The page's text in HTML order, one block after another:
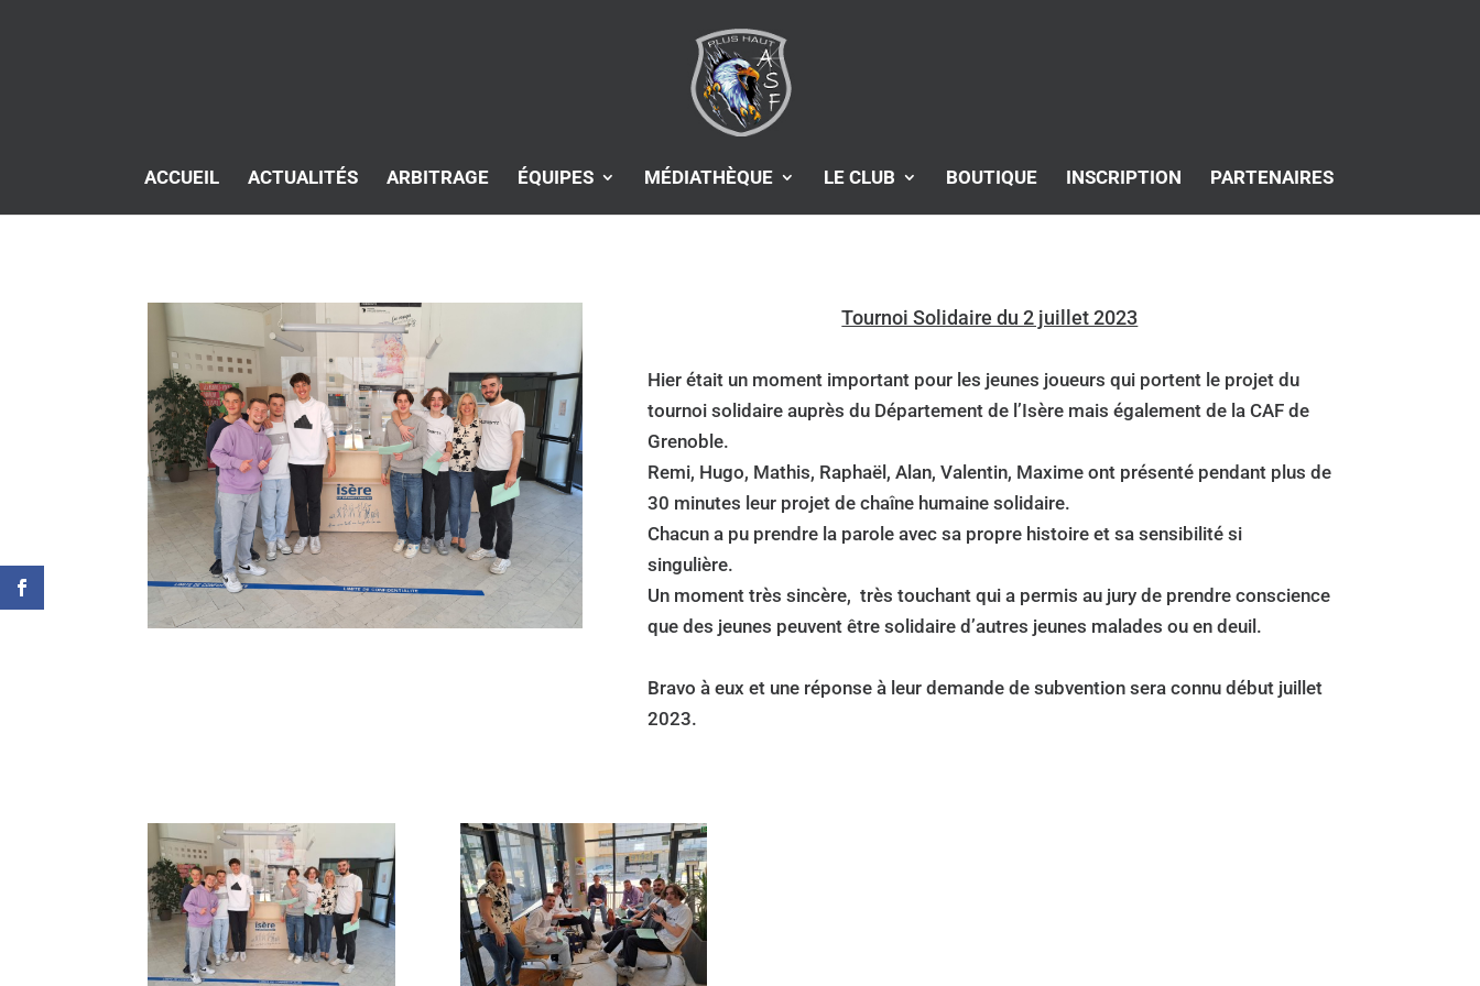
ACCUEIL ACTUALITÉS ARBITRAGE ÉQUIPES MÉDIATHÈQUE LE CLUB BOUTIQUE INSCRIPTION PARTENAIRES
Tournoi Solidaire du 2 juillet 2023
Hier était un moment important pour les jeunes joueurs qui portent le projet du
tournoi solidaire auprès du Département de l’Isère mais également de la CAF de
Grenoble.
Remi, Hugo, Mathis, Raphaël, Alan, Valentin, Maxime ont présenté pendant plus de
30 minutes leur projet de chaîne humaine solidaire.
Chacun a pu prendre la parole avec sa propre histoire et sa sensibilité si
singulière.
Un moment très sincère, très touchant qui a permis au jury de prendre conscience
que des jeunes peuvent être solidaire d’autres jeunes malades ou en deuil.
Bravo à eux et une réponse à leur demande de subvention sera connu début juillet
2023.